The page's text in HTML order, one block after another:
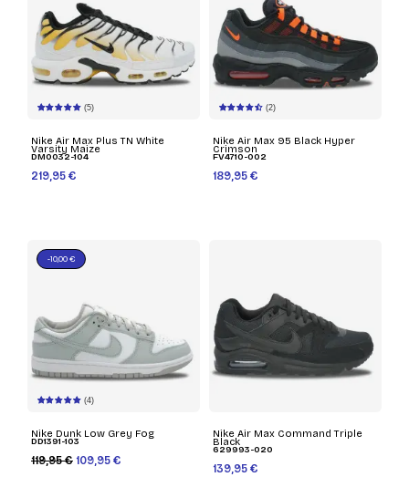
(5)
Nike Air Max Plus TN White
Varsity Maize
DM0032-104
219,95 €
(2)
Nike Air Max 95 Black Hyper
Crimson
FV4710-002
189,95 €
(4)
Nike Dunk Low Grey Fog
DD1391-103
119,95 € 109,95 €
-10,00 €
Nike Air Max Command Triple
Black
629993-020
139,95 €